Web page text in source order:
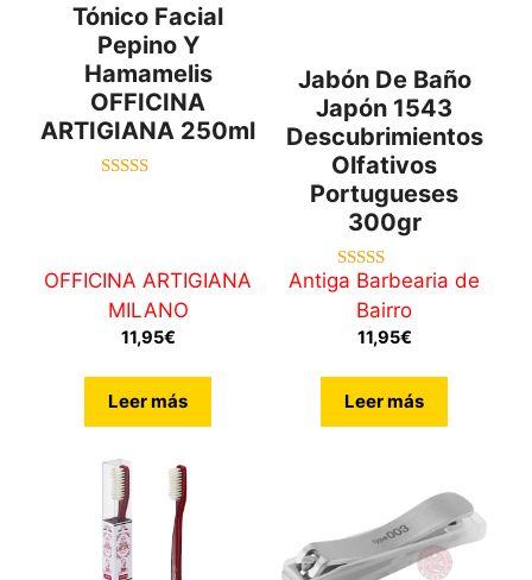
Tónico Facial
Pepino Y
Hamamelis
OFFICINA
ARTIGIANA 250ml
OFFICINA ARTIGIANA
MILANO
11,95€
Leer más
Jabón De Baño
Japón 1543
Descubrimientos
Olfativos
Portugueses
300gr
5.00
de 5
Antiga Barbearia de
Bairro
11,95€
Leer más